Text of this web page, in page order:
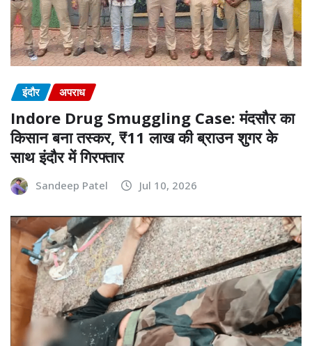
इंदौर अपराध
Indore Drug Smuggling Case: मंदसौर का
किसान बना तस्कर, ₹11 लाख की ब्राउन शुगर के
साथ इंदौर में गिरफ्तार
Sandeep Patel Jul 10, 2026